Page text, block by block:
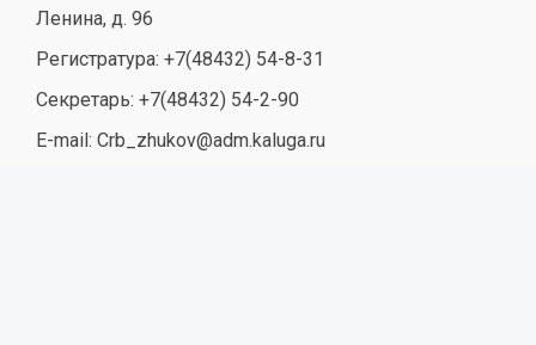
Ленина, д. 96
Регистратура: +7(48432) 54-8-31
Секретарь: +7(48432) 54-2-90
E-mail: Crb_zhukov@adm.kaluga.ru